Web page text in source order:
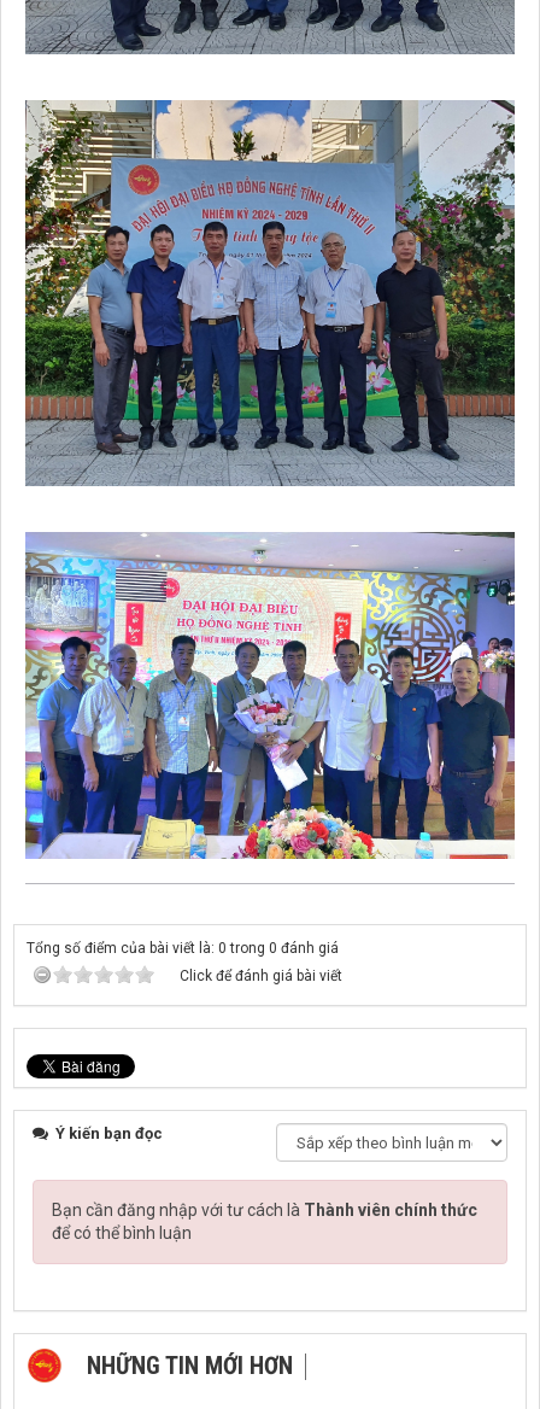
Tổng số điểm của bài viết là: 0 trong 0 đánh giá
Click để đánh giá bài viết
Ý kiến bạn đọc
Bạn cần đăng nhập với tư cách là Thành viên chính thức
để có thể bình luận
NHỮNG TIN MỚI HƠN